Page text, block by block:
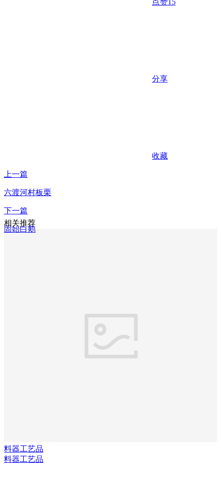
点赞15
分享
收藏
上一篇
六渡河村板栗
下一篇
固始白鹅
相关推荐
料器工艺品
料器工艺品